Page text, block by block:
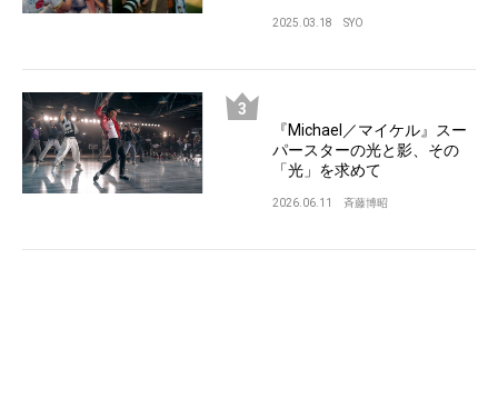
2025.03.18 SYO
『Michael／マイケル』スー
パースターの光と影、その
「光」を求めて
2026.06.11 斉藤博昭